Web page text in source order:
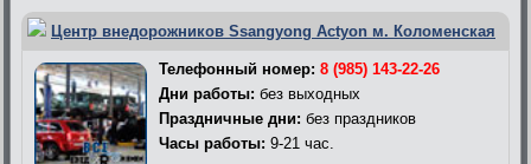
Центр внедорожников Ssangyong Actyon м. Коломенская
Телефонный номер: 8 (985) 143-22-26
Дни работы: без выходных
Праздничные дни: без праздников
Часы работы: 9-21 час.